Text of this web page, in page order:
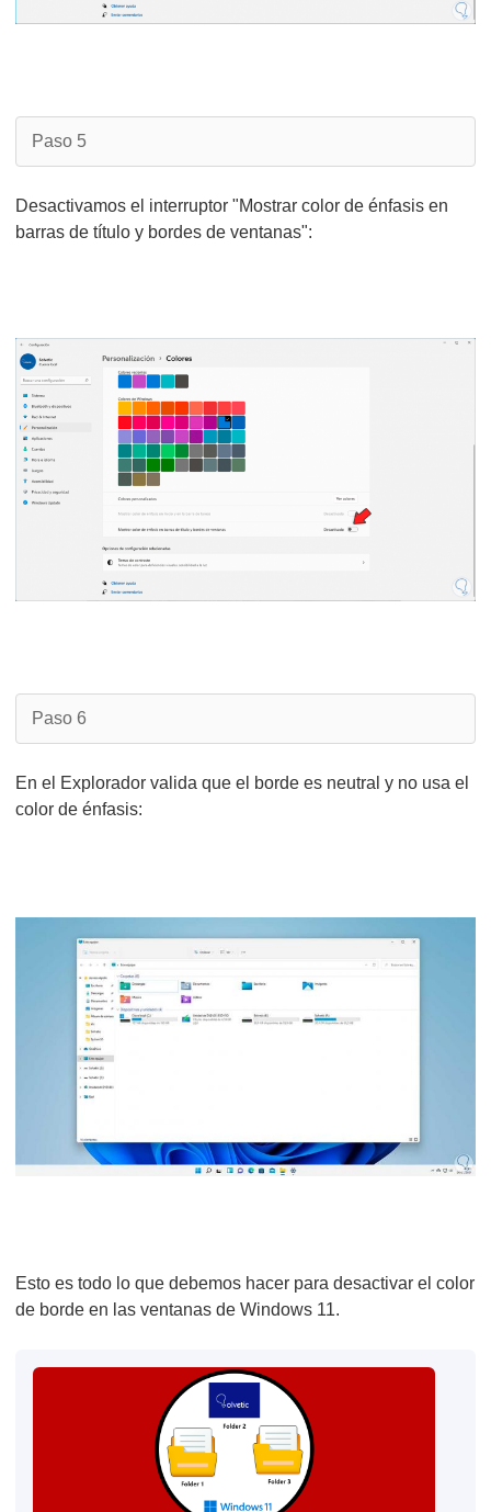
Paso 5
Desactivamos el interruptor "Mostrar color de énfasis en
barras de título y bordes de ventanas":
Paso 6
En el Explorador valida que el borde es neutral y no usa el
color de énfasis:
Esto es todo lo que debemos hacer para desactivar el color
de borde en las ventanas de Windows 11.